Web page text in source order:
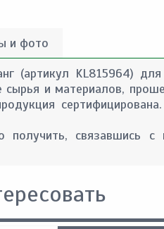
и фото
(артикул KL815964)
сырья и материалов,
связавшись